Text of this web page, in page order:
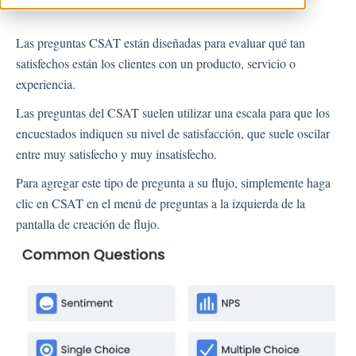
Flujos
Tipos de Preguntas
GDPR
Páginas de flujo
Canal de Enlace
Las preguntas CSAT están diseñadas para evaluar qué tan
satisfechos están los clientes con un producto, servicio o
experiencia.
Las preguntas del CSAT suelen utilizar una escala para que los
encuestados indiquen su nivel de satisfacción, que suele oscilar
entre muy satisfecho y muy insatisfecho.
Para agregar este tipo de pregunta a su flujo, simplemente haga
clic en CSAT en el menú de preguntas a la izquierda de la
pantalla de creación de flujo.